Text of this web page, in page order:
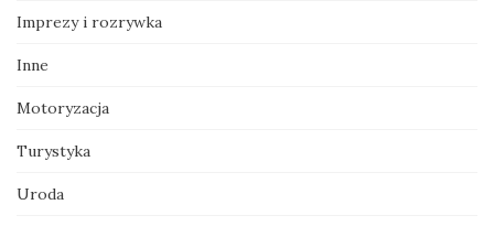
Imprezy i rozrywka
Inne
Motoryzacja
Turystyka
Uroda